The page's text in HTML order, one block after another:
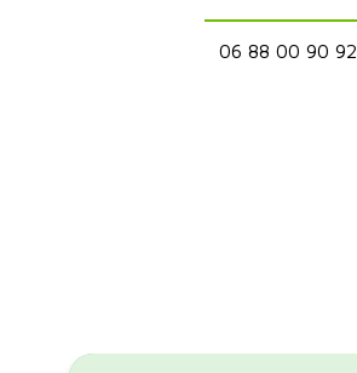
06 88 00 90 92